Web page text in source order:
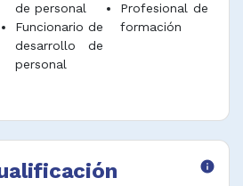
de personal
Funcionario de
desarrollo de
personal
Profesional de
formación
info